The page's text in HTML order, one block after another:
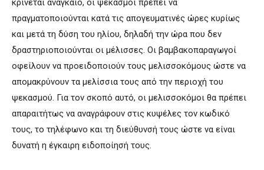
πραγματοποιούνται κατά τις απογευματινές ώρες κυρίως
και μετά τη δύση του ηλίου, δηλαδή την ώρα που δεν
δραστηριοποιούνται οι μέλισσες. Οι βαμβακοπαραγωγοί
οφείλουν να προειδοποιούν τους μελισσοκόμους ώστε να
απομακρύνουν τα μελίσσια τους από την περιοχή του
ψεκασμού. Για τον σκοπό αυτό, οι μελισσοκόμοι θα πρέπει
απαραιτήτως να αναγράφουν στις κυψέλες τον κωδικό
τους, το τηλέφωνο και τη διεύθυνσή τους ώστε να είναι
δυνατή η έγκαιρη ειδοποίησή τους.